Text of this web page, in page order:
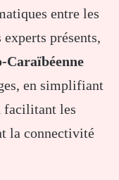
entre les
experts présents,
Caraïbéenne
en simplifiant
facilitant les
la connectivité